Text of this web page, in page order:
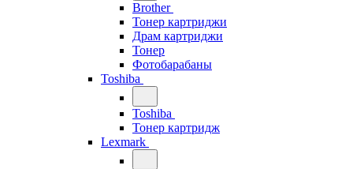
Brother
Тонер картриджи
Драм картриджи
Тонер
Фотобарабаны
Toshiba
Toshiba
Тонер картридж
Lexmark